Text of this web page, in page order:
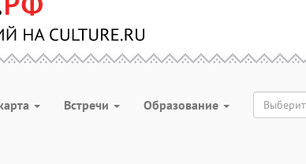
Встречи Образование